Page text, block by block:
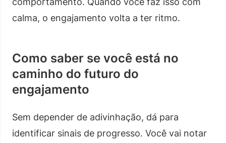
calma, o engajamento volta a ter ritmo.
Como saber se você está no
caminho do futuro do
engajamento
Sem depender de adivinhação, dá para
identificar sinais de progresso. Você vai notar